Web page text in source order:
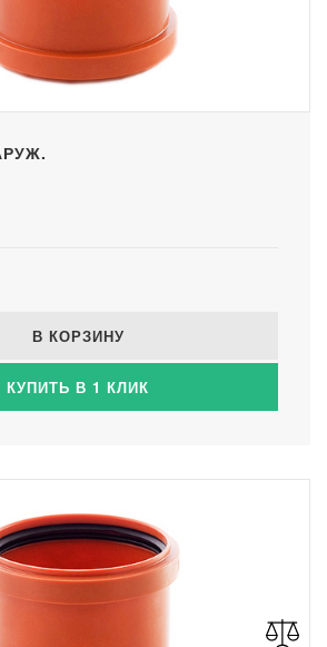
В КОРЗИНУ
КУПИТЬ В 1 КЛИК